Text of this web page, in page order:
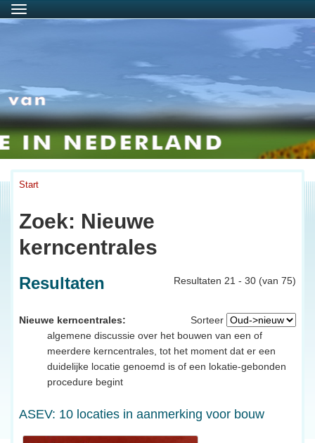
Menu
Start
Zoek: Nieuwe
kerncentrales
Resultaten 21 - 30 (van 75)
Resultaten
Sorteer
Nieuwe kerncentrales:
algemene discussie over het bouwen van een of
meerdere kerncentrales, tot het moment dat er een
duidelijke locatie genoemd is of een lokatie-gebonden
procedure begint
ASEV: 10 locaties in aanmerking voor bouw